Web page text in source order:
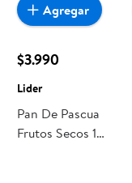
$3.990
Lider
Pan De Pascua
Frutos Secos 1
Agregar